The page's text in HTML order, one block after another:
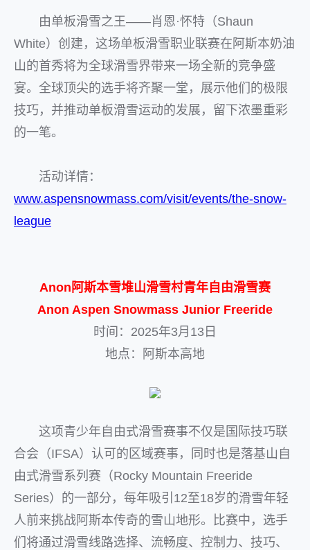
由单板滑雪之王——肖恩·怀特（Shaun
White）创建，这场单板滑雪职业联赛在阿斯本奶油
山的首秀将为全球滑雪界带来一场全新的竞争盛
宴。全球顶尖的选手将齐聚一堂，展示他们的极限
技巧，并推动单板滑雪运动的发展，留下浓墨重彩
的一笔。
活动详情：
www.aspensnowmass.com/visit/events/the-snow-
league
Anon阿斯本雪堆山滑雪村青年自由滑雪赛
Anon Aspen Snowmass Junior Freeride
时间：2025年3月13日
地点：阿斯本高地
这项青少年自由式滑雪赛事不仅是国际技巧联
合会（IFSA）认可的区域赛事，同时也是落基山自
由式滑雪系列赛（Rocky Mountain Freeride
Series）的一部分，每年吸引12至18岁的滑雪年轻
人前来挑战阿斯本传奇的雪山地形。比赛中，选手
们将通过滑雪线路选择、流畅度、控制力、技巧、